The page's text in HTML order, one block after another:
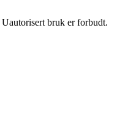
bruk er forbudt.